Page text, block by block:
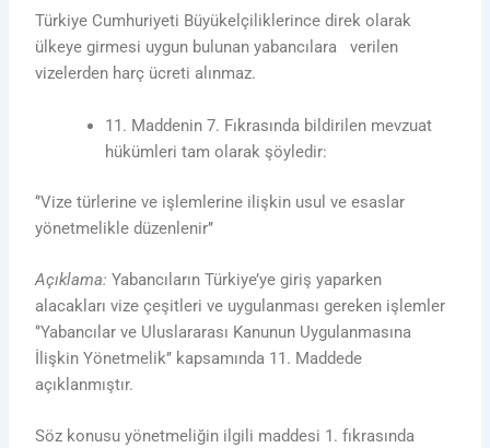
Türkiye Cumhuriyeti Büyükelçiliklerince direk olarak
ülkeye girmesi uygun bulunan yabancılara verilen
vizelerden harç ücreti alınmaz.
11. Maddenin 7. Fıkrasında bildirilen mevzuat
hükümleri tam olarak şöyledir:
‘’Vize türlerine ve işlemlerine ilişkin usul ve esaslar
yönetmelikle düzenlenir’’
Açıklama: Yabancıların Türkiye’ye giriş yaparken
alacakları vize çeşitleri ve uygulanması gereken işlemler
‘’Yabancılar ve Uluslararası Kanunun Uygulanmasına
İlişkin Yönetmelik’’ kapsamında 11. Maddede
açıklanmıştır.
Söz konusu yönetmeliğin ilgili maddesi 1. fıkrasında